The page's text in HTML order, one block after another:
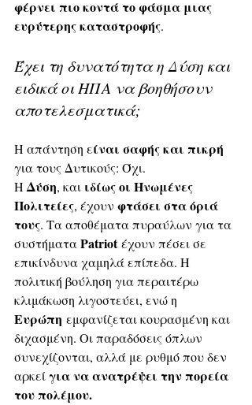
φέρνει πιο κοντά το φάσμα μιας
ευρύτερης καταστροφής.
Έχει τη δυνατότητα η Δύση και
ειδικά οι ΗΠΑ να βοηθήσουν
αποτελεσματικά;
Η απάντηση είναι σαφής και πικρή
για τους Δυτικούς: Όχι.
Η Δύση, και ιδίως οι Ηνωμένες
Πολιτείες, έχουν φτάσει στα όριά
τους. Τα αποθέματα πυραύλων για τα
συστήματα Patriot έχουν πέσει σε
επικίνδυνα χαμηλά επίπεδα. Η
πολιτική βούληση για περαιτέρω
κλιμάκωση λιγοστεύει, ενώ η
Ευρώπη εμφανίζεται κουρασμένη και
διχασμένη. Οι παραδόσεις όπλων
συνεχίζονται, αλλά με ρυθμό που δεν
αρκεί για να ανατρέψει την πορεία
του πολέμου.